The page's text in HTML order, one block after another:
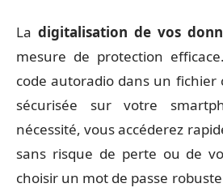
La digitalisation de vos
mesure de protection
code autoradio dans un
sécurisée sur votre
nécessité, vous accéderez
sans risque de perte ou de
choisir un mot de passe